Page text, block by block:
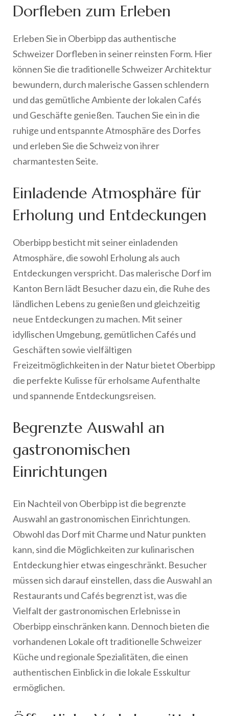
Dorfleben zum Erleben
Erleben Sie in Oberbipp das authentische
Schweizer Dorfleben in seiner reinsten Form. Hier
können Sie die traditionelle Schweizer Architektur
bewundern, durch malerische Gassen schlendern
und das gemütliche Ambiente der lokalen Cafés
und Geschäfte genießen. Tauchen Sie ein in die
ruhige und entspannte Atmosphäre des Dorfes
und erleben Sie die Schweiz von ihrer
charmantesten Seite.
Einladende Atmosphäre für
Erholung und Entdeckungen
Oberbipp besticht mit seiner einladenden
Atmosphäre, die sowohl Erholung als auch
Entdeckungen verspricht. Das malerische Dorf im
Kanton Bern lädt Besucher dazu ein, die Ruhe des
ländlichen Lebens zu genießen und gleichzeitig
neue Entdeckungen zu machen. Mit seiner
idyllischen Umgebung, gemütlichen Cafés und
Geschäften sowie vielfältigen
Freizeitmöglichkeiten in der Natur bietet Oberbipp
die perfekte Kulisse für erholsame Aufenthalte
und spannende Entdeckungsreisen.
Begrenzte Auswahl an
gastronomischen
Einrichtungen
Ein Nachteil von Oberbipp ist die begrenzte
Auswahl an gastronomischen Einrichtungen.
Obwohl das Dorf mit Charme und Natur punkten
kann, sind die Möglichkeiten zur kulinarischen
Entdeckung hier etwas eingeschränkt. Besucher
müssen sich darauf einstellen, dass die Auswahl an
Restaurants und Cafés begrenzt ist, was die
Vielfalt der gastronomischen Erlebnisse in
Oberbipp einschränken kann. Dennoch bieten die
vorhandenen Lokale oft traditionelle Schweizer
Küche und regionale Spezialitäten, die einen
authentischen Einblick in die lokale Esskultur
ermöglichen.